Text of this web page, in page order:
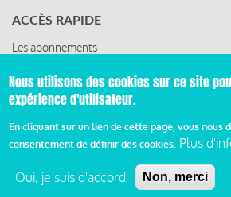
ACCÈS RAPIDE
Les abonnements
Les ressources
© 2019 Miroir Social - Réalisé
Mentions légales et condition générale
Nous utilisons des cookies sur ce site
expérience d'utilisateur.
En cliquant sur un lien de cette page, vous nous
consentement de définir des cookies. Plus
Oui, je suis d'accord Non, merci